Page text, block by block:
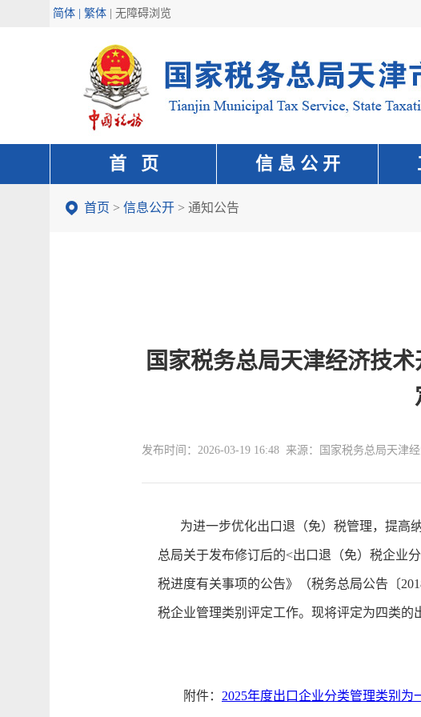
简体 | 繁体 无障碍浏览
首 页 信 息 公 开
首页 > 信息公开 > 通知公告
国家税务总局天津经济技
发布时间：2026-03-19 16:48 来源：国家税务总局天津
为进一步优化出口退（免）税管理，提高
总局关于发布修订后的<出口退（免）税企业
税进度有关事项的公告》（税务总局公告〔
税企业管理类别评定工作。现将评定为四类的
附件： 2025年度出口企业分类管理类别为